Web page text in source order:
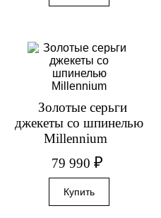
Золотые серьги
джекеты со шпинелью
Millennium
79 990₽